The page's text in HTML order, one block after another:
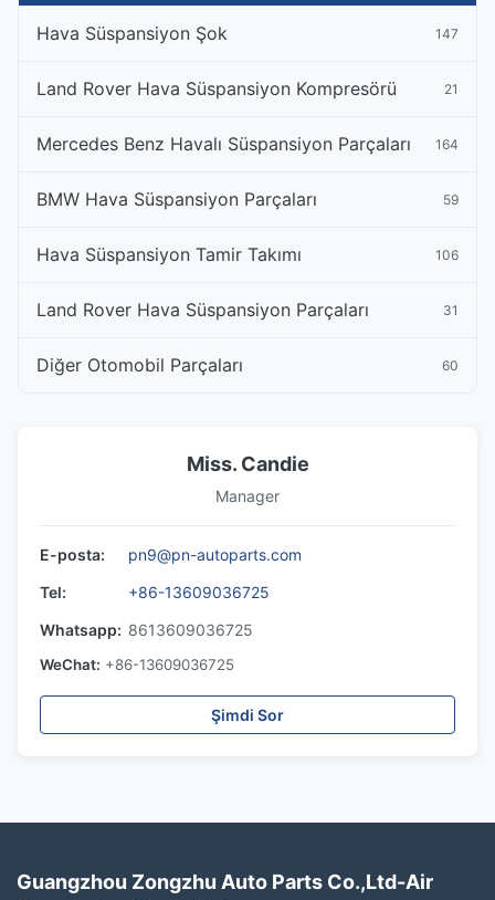
Hava Süspansiyon Şok 147
Land Rover Hava Süspansiyon Kompresörü 21
Mercedes Benz Havalı Süspansiyon Parçaları 164
BMW Hava Süspansiyon Parçaları 59
Hava Süspansiyon Tamir Takımı 106
Land Rover Hava Süspansiyon Parçaları 31
Diğer Otomobil Parçaları 60
Miss. Candie
Manager
E-posta:
pn9@pn-autoparts.com
Tel:
+86-13609036725
Whatsapp: 8613609036725
WeChat: +86-13609036725
Şimdi Sor
Guangzhou Zongzhu Auto Parts Co.,Ltd-Air